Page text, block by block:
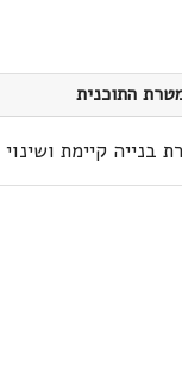
התוכנית
בנייה קיימת